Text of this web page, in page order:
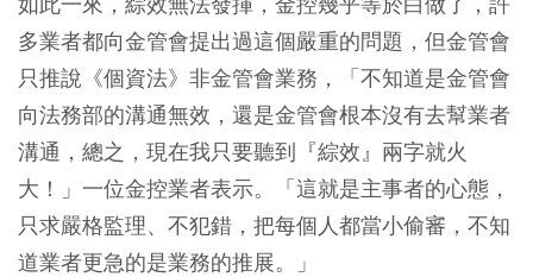
多業者都向金管會提出過這個嚴重的問題，但金管會
只推說《個資法》非金管會業務，「不知道是金管會
向法務部的溝通無效，還是金管會根本沒有去幫業者
溝通，總之，現在我只要聽到『綜效』兩字就火
大！」一位金控業者表示。「這就是主事者的心態，
只求嚴格監理、不犯錯，把每個人都當小偷審，不知
道業者更急的是業務的推展。」